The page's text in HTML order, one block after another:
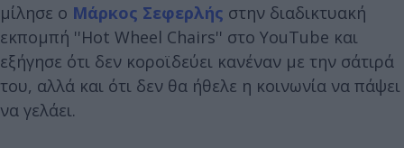
μίλησε ο Μάρκος Σεφερλής στην διαδικτυακή
εκπομπή ''Hot Wheel Chairs'' στο YouTube και
εξήγησε ότι δεν κοροϊδεύει κανέναν με την σάτιρά
του, αλλά και ότι δεν θα ήθελε η κοινωνία να πάψει
να γελάει.